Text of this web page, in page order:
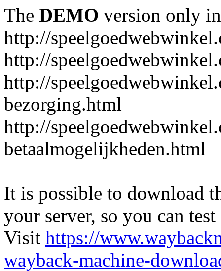
The DEMO version only
http://
http://
http://
bezorging.html
http://
betaalmogelijkheden.html
It is possible to download
your server, so you can
Visit https://
wayback-machine-